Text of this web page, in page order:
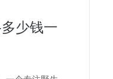
少钱一